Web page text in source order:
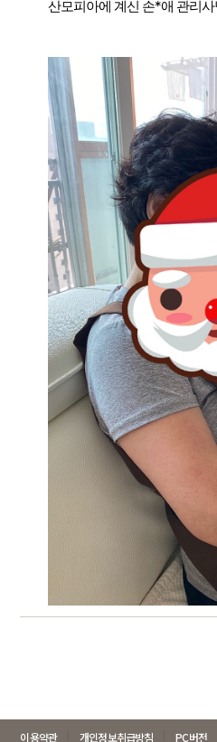
산모피아에 계신 손*애 관리
이용약관 개인정보취급방침 PC버전